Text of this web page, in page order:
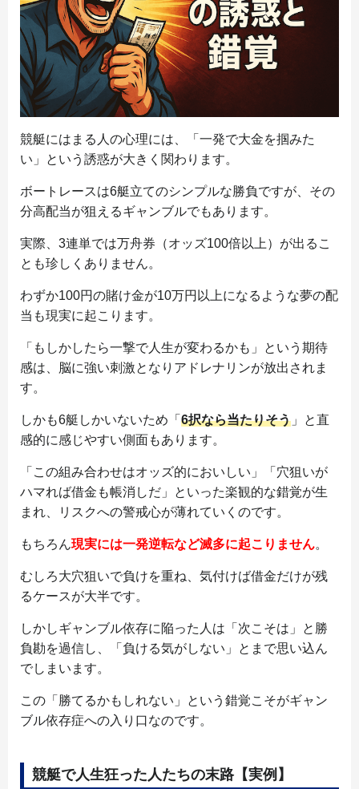
競艇にはまる人の心理には、「一発で大金を掴みた
い」という誘惑が大きく関わります。
ボートレースは6艇立てのシンプルな勝負ですが、その
分高配当が狙えるギャンブルでもあります。
実際、3連単では万舟券（オッズ100倍以上）が出るこ
とも珍しくありません。
わずか100円の賭け金が10万円以上になるような夢の配
当も現実に起こります。
「もしかしたら一撃で人生が変わるかも」という期待
感は、脳に強い刺激となりアドレナリンが放出されま
す。
しかも6艇しかいないため「 6択なら当たりそう 」と直
感的に感じやすい側面もあります。
「この組み合わせはオッズ的においしい」「穴狙いが
ハマれば借金も帳消しだ」といった楽観的な錯覚が生
まれ、リスクへの警戒心が薄れていくのです。
もちろん現実には一発逆転など滅多に起こりません。
むしろ大穴狙いで負けを重ね、気付けば借金だけが残
るケースが大半です。
しかしギャンブル依存に陥った人は「次こそは」と勝
負勘を過信し、「負ける気がしない」とまで思い込ん
でしまいます。
この「勝てるかもしれない」という錯覚こそがギャン
ブル依存症への入り口なのです。
競艇で人生狂った人たちの末路【実例】